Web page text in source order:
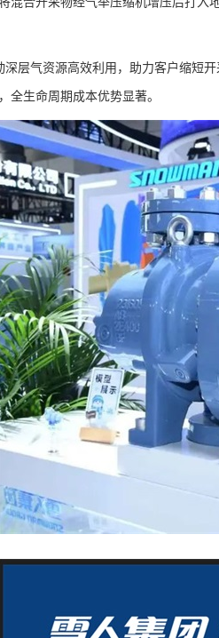
层气资源高效利用，助力客户缩短
全生命周期成本优势显著。